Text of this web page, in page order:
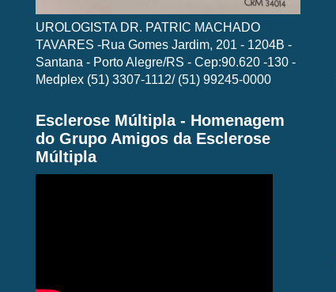
UROLOGISTA DR. PATRIC MACHADO
TAVARES -Rua Gomes Jardim, 201 - 1204B -
Santana - Porto Alegre/RS - Cep:90.620 -130 -
Medplex (51) 3307-1112/ (51) 99245-0000
Esclerose Múltipla - Homenagem
do Grupo Amigos da Esclerose
Múltipla